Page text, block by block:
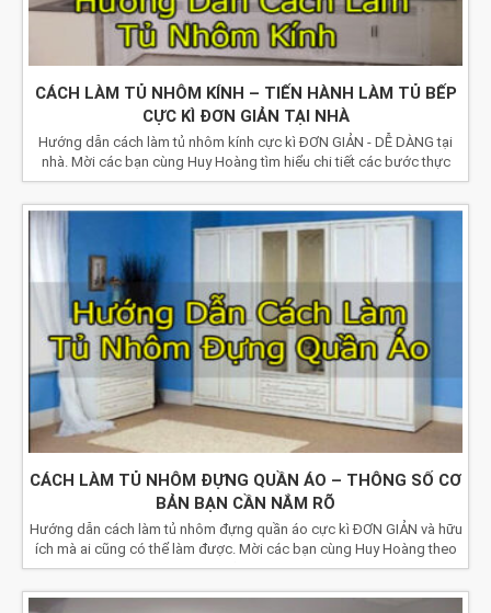
CÁCH LÀM TỦ NHÔM KÍNH – TIẾN HÀNH LÀM TỦ BẾP
CỰC KÌ ĐƠN GIẢN TẠI NHÀ
Hướng dẫn cách làm tủ nhôm kính cực kì ĐƠN GIẢN - DỄ DÀNG tại
nhà. Mời các bạn cùng Huy Hoàng tìm hiểu chi tiết các bước thực
hiện nhé!
CÁCH LÀM TỦ NHÔM ĐỰNG QUẦN ÁO – THÔNG SỐ CƠ
BẢN BẠN CẦN NẮM RÕ
Hướng dẫn cách làm tủ nhôm đựng quần áo cực kì ĐƠN GIẢN và hữu
ích mà ai cũng có thể làm được. Mời các bạn cùng Huy Hoàng theo
dõi nhé!